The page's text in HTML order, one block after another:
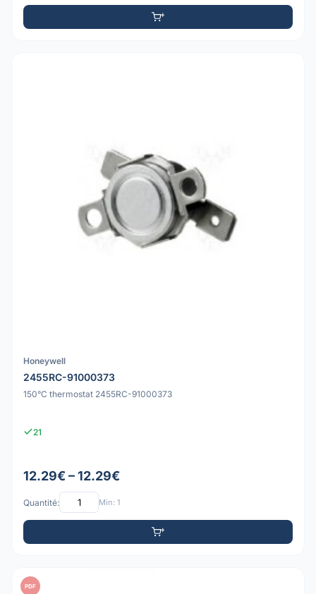
Honeywell
2455RC-91000373
150°C thermostat 2455RC-91000373
21
12.29€ – 12.29€
Quantité: Min: 1
PDF